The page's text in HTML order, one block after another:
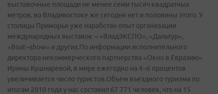
выставочные площади не менее семи тысяч квадратных
метров, во Владивостоке же сегодня нет и половины этого. У
столицы Приморья уже наработан опыт организации
международных выставок ¬ «ВладЭКСПО», «Дальтур»,
«Boat¬show» и других.По информации исполнительного
директора некоммерческого партнерства «Окно в Евразию»
Ирины Кушнаревой, в мире ежегодно на 4¬6 процентов
увеличивается число туристов.Объем въездного туризма по
итогам 2010 года у нас составил 67 771 человек, что на 15